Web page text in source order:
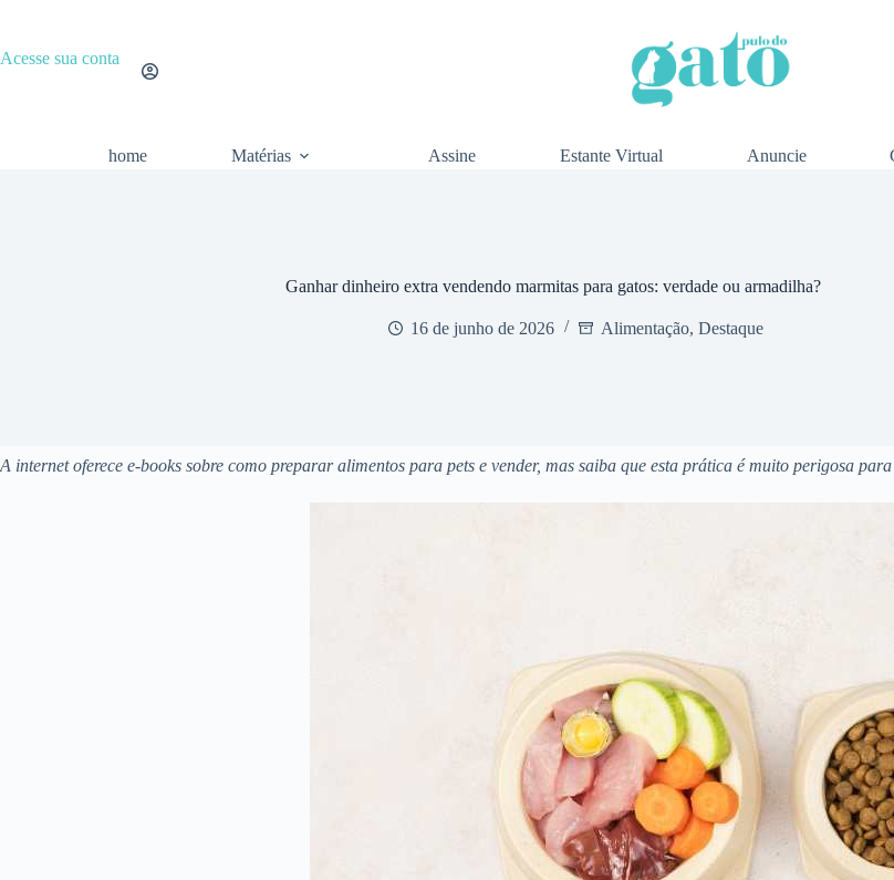
o
conteúdo
Acesse sua conta
home Matérias Assine Estante Virtual Anuncie
Ganhar dinheiro extra vendendo marmitas para gatos: verdade ou armadilha?
16 de junho de 2026 Alimentação, Destaque
A internet oferece e-books sobre como preparar alimentos para pets e vender, mas saiba que esta prática é muito perigosa